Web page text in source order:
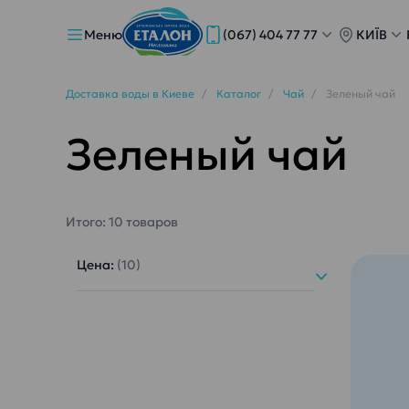
Меню (067) 404 77 77 КИЇВ
Доставка воды в Киеве Каталог Чай Зеленый чай
Зеленый чай
Итого: 10 товаров
Цена: (10)